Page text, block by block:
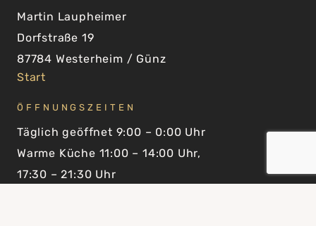
Martin Laupheimer
Dorfstraße 19
87784 Westerheim / Günz
Start
ÖFFNUNGSZEITEN
Täglich geöffnet 9:00 – 0:00 Uhr
Warme Küche 11:00 – 14:00 Uhr,
17:30 – 21:30 Uhr